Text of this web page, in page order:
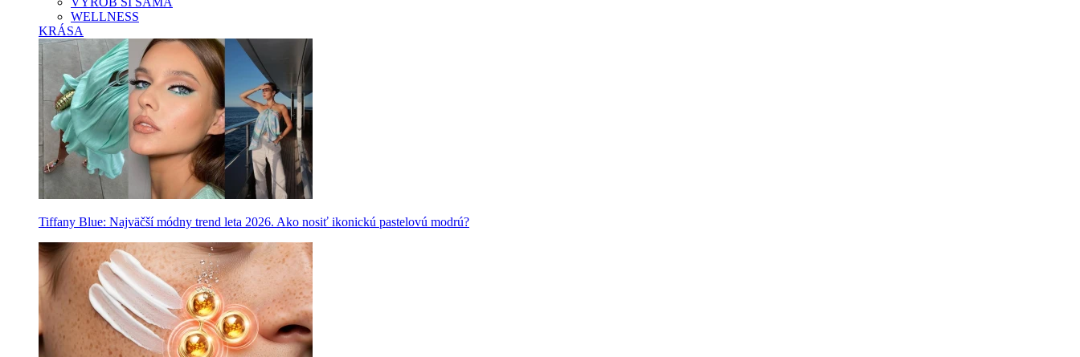
WELLNESS
KRÁSA
Tiffany Blue: Najväčší módny trend leta 2026. Ako nosiť ikonickú pastelovú modrú?